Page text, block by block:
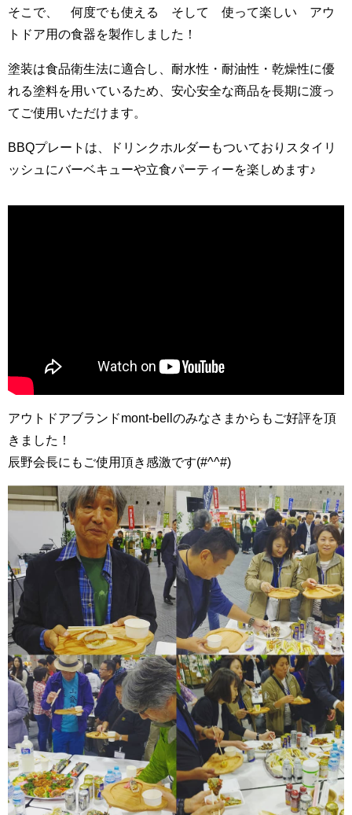
そこで、 何度でも使える そして 使って楽しい アウ
トドア用の食器を製作しました！
塗装は食品衛生法に適合し、耐水性・耐油性・乾燥性に優
れる塗料を用いているため、安心安全な商品を長期に渡っ
てご使用いただけます。
BBQプレートは、ドリンクホルダーもついておりスタイリ
ッシュにバーベキューや立食パーティーを楽しめます♪
アウトドアブランドmont-bell のみなさまからもご好評を頂
きました！
辰野会長にもご使用頂き感激です(#^^#)